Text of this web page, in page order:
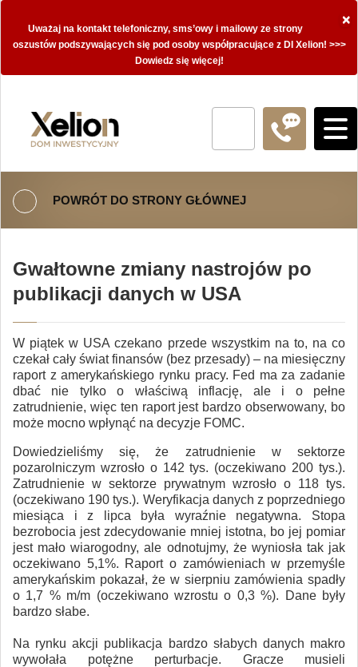
×
Uważaj na kontakt telefoniczny, sms’owy i mailowy ze strony
oszustów podszywających się pod osoby współpracujące z DI Xelion! >>>
Dowiedz się więcej!
POWRÓT DO STRONY GŁÓWNEJ
Gwałtowne zmiany nastrojów po
publikacji danych w USA
W piątek w USA czekano przede wszystkim na to, na co
czekał cały świat finansów (bez przesady) – na miesięczny
raport z amerykańskiego rynku pracy. Fed ma za zadanie
dbać nie tylko o właściwą inflację, ale i o pełne
zatrudnienie, więc ten raport jest bardzo obserwowany, bo
może mocno wpłynąć na decyzje FOMC.
Dowiedzieliśmy się, że zatrudnienie w sektorze
pozarolniczym wzrosło o 142 tys. (oczekiwano 200 tys.).
Zatrudnienie w sektorze prywatnym wzrosło o 118 tys.
(oczekiwano 190 tys.). Weryfikacja danych z poprzedniego
miesiąca i z lipca była wyraźnie negatywna. Stopa
bezrobocia jest zdecydowanie mniej istotna, bo jej pomiar
jest mało wiarogodny, ale odnotujmy, że wyniosła tak jak
oczekiwano 5,1%. Raport o zamówieniach w przemyśle
amerykańskim pokazał, że w sierpniu zamówienia spadły
o 1,7 % m/m (oczekiwano wzrostu o 0,3 %). Dane były
bardzo słabe.
Na rynku akcji publikacja bardzo słabych danych makro
wywołała potężne perturbacje. Gracze musieli